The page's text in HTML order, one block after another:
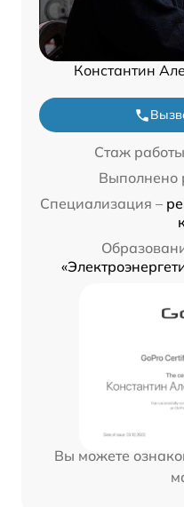
Константин
Стаж
Выполнено
Специализация –
Вы можете